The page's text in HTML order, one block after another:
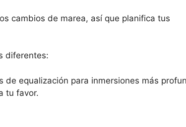
cambios de marea, así que planifica tus
diferentes:
equalización para inmersiones más
tu favor.